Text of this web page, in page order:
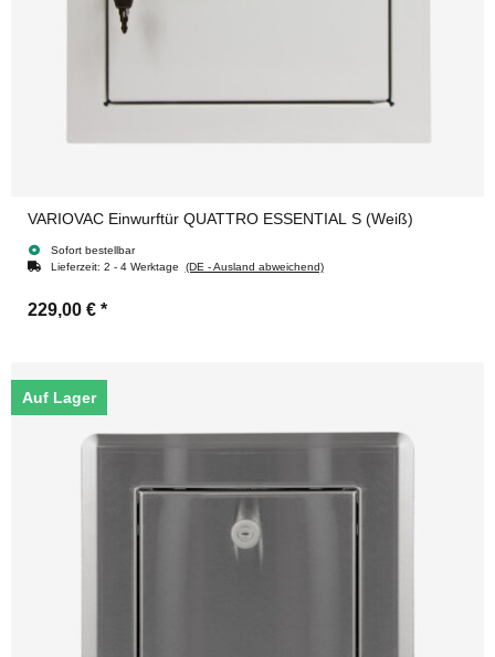
VARIOVAC Einwurftür QUATTRO ESSENTIAL S (Weiß)
Sofort bestellbar
Lieferzeit: 2 - 4 Werktage (DE - Ausland abweichend)
229,00 € *
Auf Lager